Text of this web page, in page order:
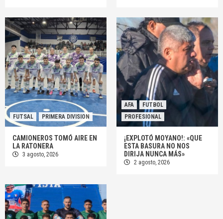
FUTSAL PRIMERA DIVISION
CAMIONEROS TOMÓ AIRE EN
LA RATONERA
3 agosto, 2026
AFA
FUTBOL
PROFESIONAL
¡EXPLOTÓ MOYANO!: «QUE
ESTA BASURA NO NOS
DIRIJA NUNCA MÁS»
2 agosto, 2026